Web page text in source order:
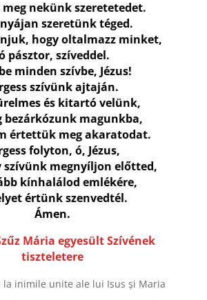
nekünk szeretetedet.
szeretünk téged.
hogy oltalmazz minket,
pásztor, szíveddel.
minden szívbe, Jézus!
szívünk ajtaján.
és kitartó velünk,
bezárkózunk magunkba,
értettük meg akaratodat.
folyton, ó, Jézus,
szívünk megnyíljon előtted,
kínhalálod emlékére,
értünk szenvedtél.
Ámen.
Mária egyesült Szívének
tiszteletere